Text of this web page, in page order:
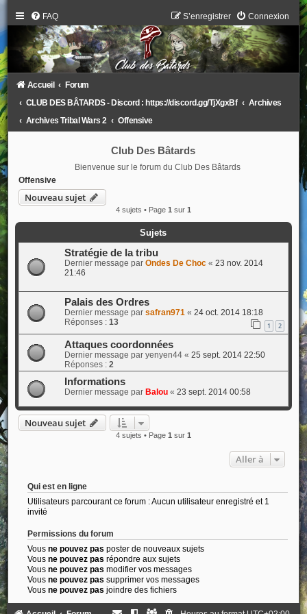
FAQ Connexion
S’enregistrer
Accueil
Forum
CLUB DES BÂTARDS - Discord : https://discord.gg/TjXgxBf
Archives
Archives Tribal Wars 2
Offensive
Club Des Bâtards
Bienvenue sur le forum du Club Des Bâtards
Offensive
Nouveau sujet
4 sujets • Page 1 sur 1
Sujets
Stratégie de la tribu
Dernier message par Ondes De Choc« 23 nov. 2014
21:46
Palais des Ordres
Dernier message par safran971« 24 oct. 2014 18:18
Réponses : 13 1 2
Attaques coordonnées
Dernier message par yenyen44« 25 sept. 2014 22:50
Réponses : 2
Informations
Dernier message par Balou« 23 sept. 2014 00:58
Nouveau sujet
4 sujets • Page 1 sur 1
Aller à
Qui est en ligne
Utilisateurs parcourant ce forum : Aucun utilisateur enregistré et 1
invité
Permissions du forum
Vous ne pouvez pas poster de nouveaux sujets
Vous ne pouvez pas répondre aux sujets
Vous ne pouvez pas modifier vos messages
Vous ne pouvez pas supprimer vos messages
Vous ne pouvez pas joindre des fichiers